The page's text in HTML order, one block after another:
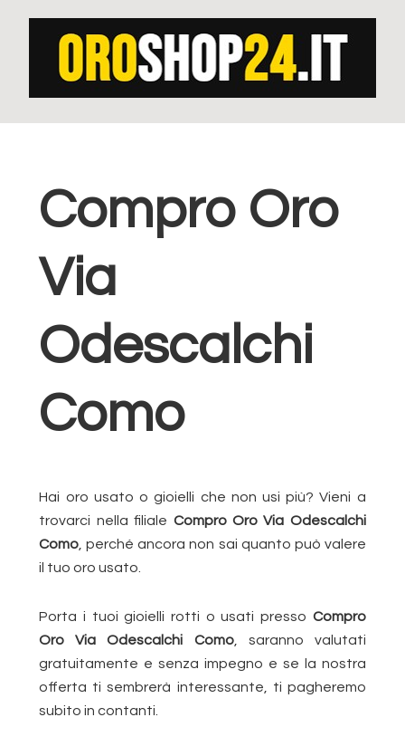
principale
Compro Oro
Via
Odescalchi
Como
Hai oro usato o gioielli che non usi più? Vieni a
trovarci nella filiale Compro Oro Via Odescalchi
Como , perché ancora non sai quanto può valere
il tuo oro usato.
Porta i tuoi gioielli rotti o usati presso Compro
Oro Via Odescalchi Como, saranno valutati
gratuitamente e senza impegno e se la nostra
offerta ti sembrerà interessante, ti pagheremo
subito in contanti.